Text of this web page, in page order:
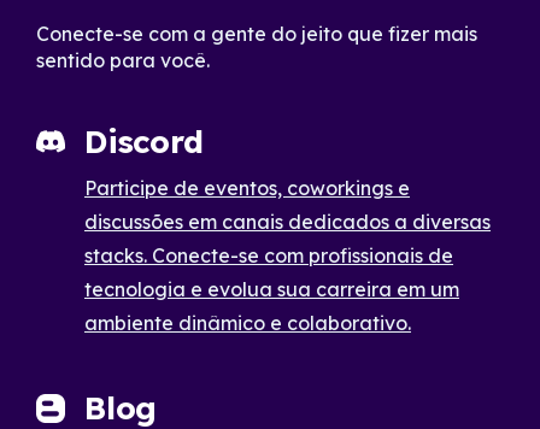
Conecte-se com a gente do jeito que fizer mais
sentido para você.
Discord
Participe de eventos, coworkings e
discussões em canais dedicados a diversas
stacks. Conecte-se com profissionais de
tecnologia e evolua sua carreira em um
ambiente dinâmico e colaborativo.
Blog